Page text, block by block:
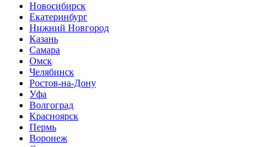
Новосибирск
Екатеринбург
Нижний Новгород
Казань
Самара
Омск
Челябинск
Ростов-на-Дону
Уфа
Волгоград
Красноярск
Пермь
Воронеж